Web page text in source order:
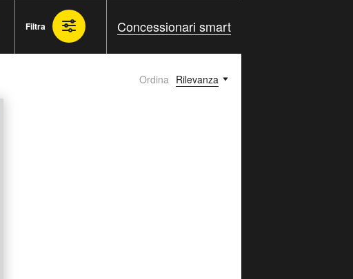
Filtra Concessionari smart
Ordina Rilevanza